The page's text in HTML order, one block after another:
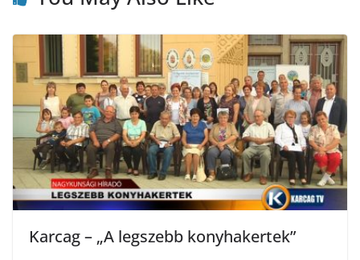
Karcag – „A legszebb konyhakertek”